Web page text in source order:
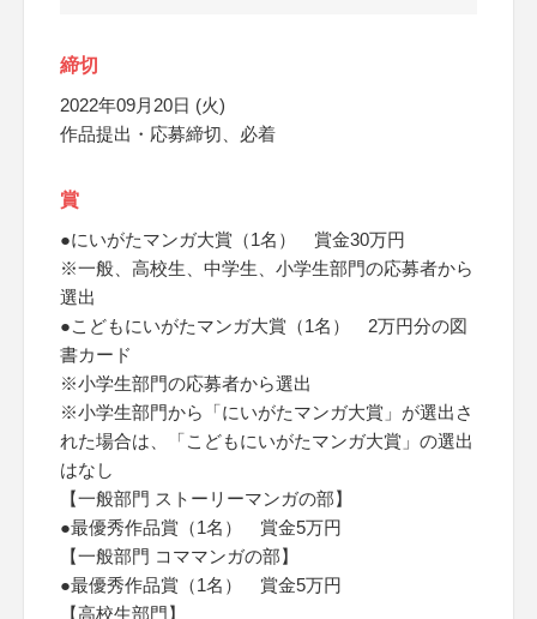
締切
2022年09月20日 (火)
作品提出・応募締切、必着
賞
●にいがたマンガ大賞（1名） 賞金30万円
※一般、高校生、中学生、小学生部門の応募者から
選出
●こどもにいがたマンガ大賞（1名） 2万円分の図
書カード
※小学生部門の応募者から選出
※小学生部門から「にいがたマンガ大賞」が選出さ
れた場合は、「こどもにいがたマンガ大賞」の選出
はなし
【一般部門 ストーリーマンガの部】
●最優秀作品賞（1名） 賞金5万円
【一般部門 コママンガの部】
●最優秀作品賞（1名） 賞金5万円
【高校生部門】